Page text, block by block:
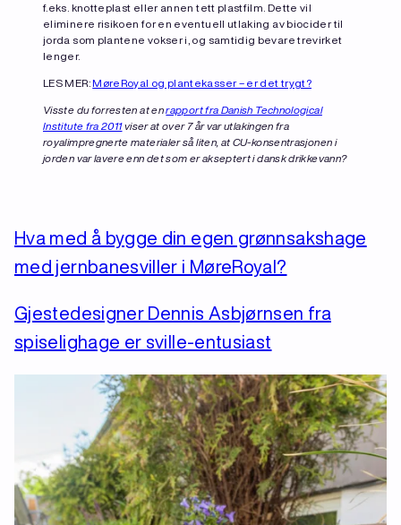
f.eks. knotteplast eller annen tett plastfilm. Dette vil
eliminere risikoen for en eventuell utlaking av biocider til
jorda som plantene vokser i, og samtidig bevare trevirket
lenger.
LES MER:MøreRoyal og plantekasser – er det trygt?
Visste du forresten at enrapport fra Danish Technological
Institute fra 2011viser at over 7 år var utlakingen fra
royalimpregnerte materialer så liten, at CU-konsentrasjonen i
jorden var lavere enn det som er akseptert i dansk drikkevann?
Hva med å bygge din egen grønnsakshage
med jernbanesviller i MøreRoyal?
Gjestedesigner Dennis Asbjørnsen fra
spiselighage er sville-entusiast